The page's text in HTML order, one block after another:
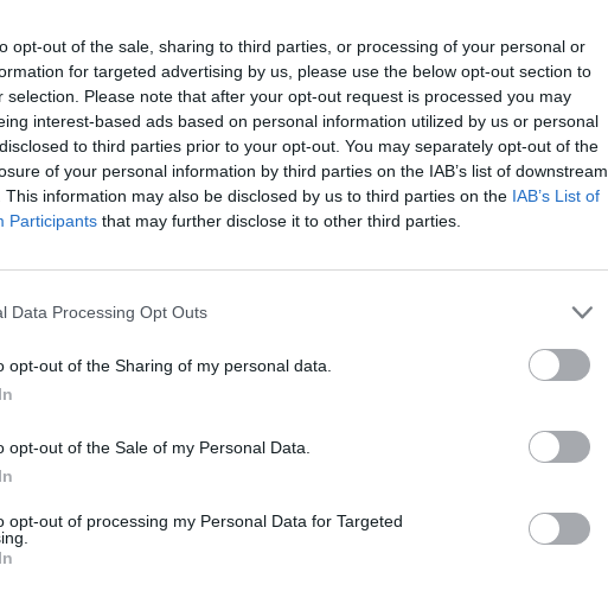
opt-out of the sale, sharing to third parties, or processing of your personal or
for targeted advertising by us, please use the below opt-out section to
selection. Please note that after your opt-out request is processed you may
interest-based ads based on personal information utilized by us or personal
to third parties prior to your opt-out. You may separately opt-out of the
of your personal information by third parties on the IAB’s list of downstream
This information may also be disclosed by us to third parties on the IAB’s List of
Participants that may further disclose it to other third parties.
Data Processing Opt Outs
opt-out of the Sharing of my personal data.
opt-out of the Sale of my Personal Data.
opt-out of processing my Personal Data for Targeted
Fot. Warszawa w Pigułce
od półtora roku. Najnowsze dane GUS zaskoczyły rynek
niepewności i wahań gospodarczych w końcu pojawiła się
która może uspokoić zarówno konsumentów, jak i analityków. Główny
poinformował, że w listopadzie inflacja wyniosła 2,4 procent w
utrwalić.
ad